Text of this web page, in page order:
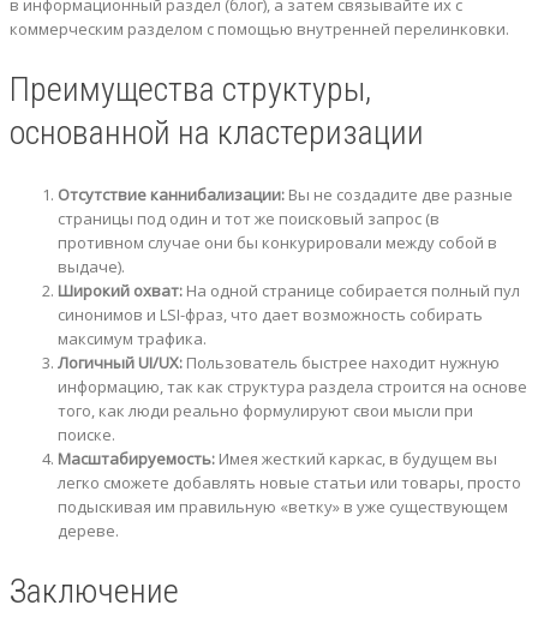
в информационный раздел (блог), а затем связывайте их с
коммерческим разделом с помощью внутренней перелинковки.
Преимущества структуры,
основанной на кластеризации
Отсутствие каннибализации: Вы не создадите две разные
страницы под один и тот же поисковый запрос (в
противном случае они бы конкурировали между собой в
выдаче).
Широкий охват: На одной странице собирается полный пул
синонимов и LSI-фраз, что дает возможность собирать
максимум трафика.
Логичный UI/UX: Пользователь быстрее находит нужную
информацию, так как структура раздела строится на основе
того, как люди реально формулируют свои мысли при
поиске.
Масштабируемость: Имея жесткий каркас, в будущем вы
легко сможете добавлять новые статьи или товары, просто
подыскивая им правильную «ветку» в уже существующем
дереве.
Заключение